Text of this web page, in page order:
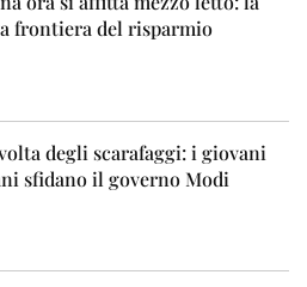
frontiera del risparmio
degli scarafaggi: i giovani
sfidano il governo Modi